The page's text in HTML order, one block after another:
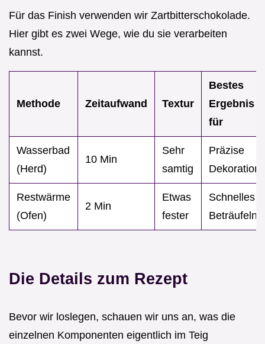
Für das Finish verwenden wir Zartbitterschokolade.
Hier gibt es zwei Wege, wie du sie verarbeiten
kannst.
Methode Zeitaufwand Textur
Bestes
Ergebnis
für
Wasserbad
(Herd)
10 Min
Sehr
samtig
Präzise
Dekoration
Restwärme
(Ofen)
2 Min
Etwas
fester
Schnelles
Beträufeln
Die Details zum Rezept
Bevor wir loslegen, schauen wir uns an, was die
einzelnen Komponenten eigentlich im Teig